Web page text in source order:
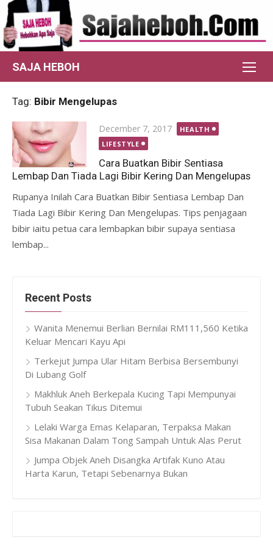
Skip
to
content
SAJA HEBOH
Tag: Bibir Mengelupas
Posted
on
December 7, 2017
HEALTH
LIFESTYLE
Cara Buatkan Bibir Sentiasa
Lembap Dan Tiada Lagi Bibir Kering Dan Mengelupas
Rupanya Inilah Cara Buatkan Bibir Sentiasa Lembap Dan
Tiada Lagi Bibir Kering Dan Mengelupas. Tips penjagaan
bibir iaitu petua cara lembapkan bibir supaya sentiasa
lembap...
Recent Posts
Wanita Menemui Berlian Bernilai RM111,560 Ketika
Keluar Mencari Kayu Api
Terkejut Jumpa Ular Hitam Berbisa Bersembunyi
Di Lubang Golf
Makhluk Aneh Berkepala Kucing Tapi Mempunyai
Tubuh Seakan Tikus Ditemui
Lelaki Warga Emas Kelaparan, Terpaksa Makan
Sisa Makanan Dalam Tong Sampah Untuk Alas Perut
Jumpa Objek Aneh Disangka Artifak Kuno Atau
Harta Karun, Tetapi Sebenarnya Bukan